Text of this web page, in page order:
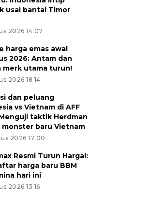
usai bantai Timor
2026 14:07
harga emas awal
2026: Antam dan
merk utama turun!
2026 18:14
dan peluang
vs Vietnam di AFF
taktik Herdman
monster baru Vietnam
2026 17:00
Resmi Turun Harga!:
harga baru BBM
hari ini
2026 13:16